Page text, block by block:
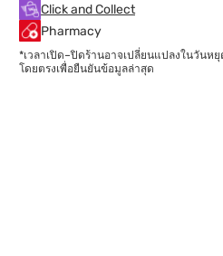
Click and Collect
Pharmacy
*เวลาเปิด–ปิดร้านอาจเปลี่ยนแปลงในวัน
โดยตรงเพื่อยืนยันข้อมูลล่าสุด